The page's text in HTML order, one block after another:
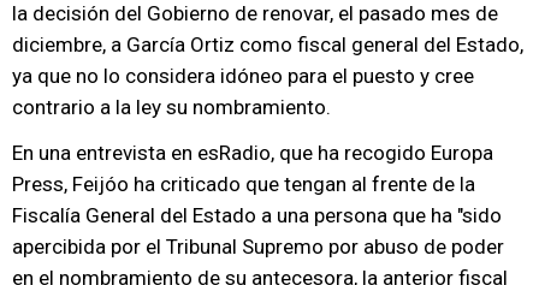
la decisión del Gobierno de renovar, el pasado mes de
diciembre, a García Ortiz como fiscal general del Estado,
ya que no lo considera idóneo para el puesto y cree
contrario a la ley su nombramiento.
En una entrevista en esRadio, que ha recogido Europa
Press, Feijóo ha criticado que tengan al frente de la
Fiscalía General del Estado a una persona que ha "sido
apercibida por el Tribunal Supremo por abuso de poder
en el nombramiento de su antecesora, la anterior fiscal